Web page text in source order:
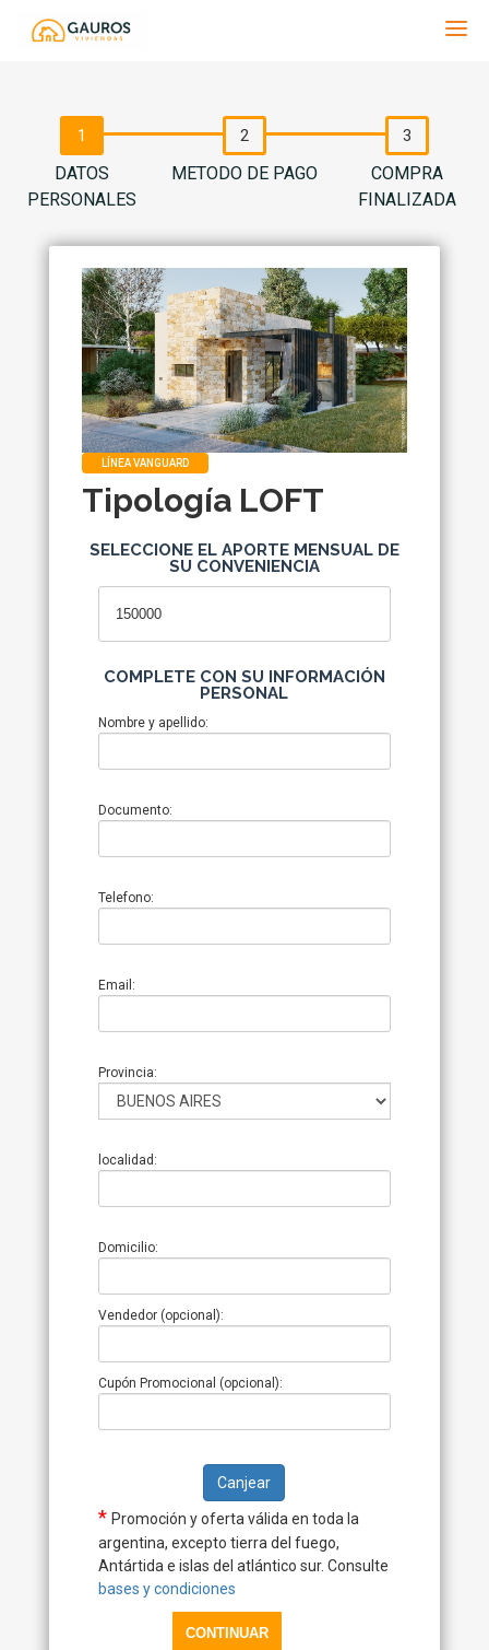
Gauros
DATOS
PERSONALES
METODO DE PAGO
COMPRA
FINALIZADA
LÍNEA VANGUARD
Tipología LOFT
SELECCIONE EL APORTE MENSUAL DE
SU CONVENIENCIA
COMPLETE CON SU INFORMACIÓN
PERSONAL
Nombre y apellido:
Documento:
Telefono:
Email:
Provincia:
localidad:
Domicilio:
Vendedor (opcional):
Cupón Promocional (opcional):
Canjear
* Promoción y oferta válida en toda la
argentina, excepto tierra del fuego,
Antártida e islas del atlántico sur. Consulte
bases y condiciones